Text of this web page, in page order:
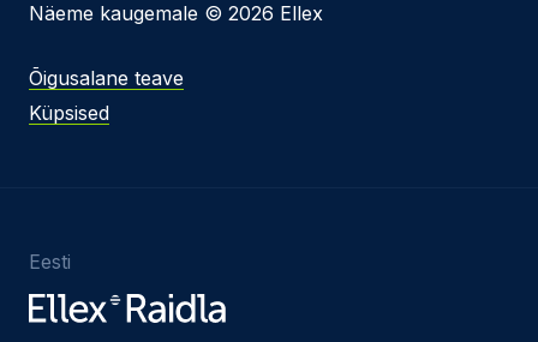
Näeme kaugemale © 2026 Ellex
Õigusalane teave
Küpsised
Eesti